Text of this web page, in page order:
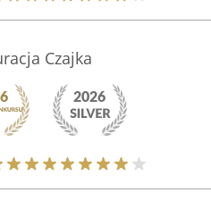
Czajka